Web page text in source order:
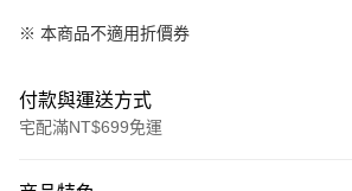
※ 本商品不適用折價券
付款與運送方式
宅配滿NT$699免運